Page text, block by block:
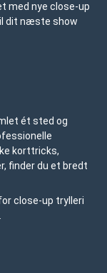
med nye close-up
dit næste show
ét sted og
korttricks,
finder du et bredt
close-up trylleri